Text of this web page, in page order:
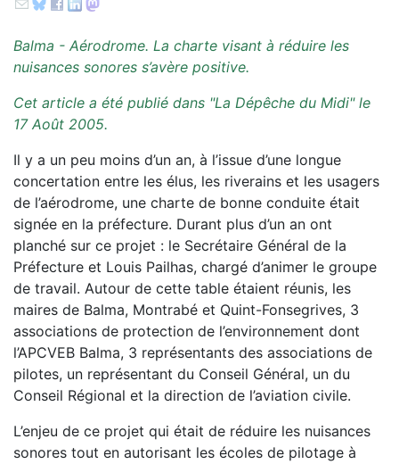
Balma - Aérodrome. La charte visant à réduire les
nuisances sonores s’avère positive.
Cet article a été publié dans "La Dépêche du Midi" le
17 Août 2005.
Il y a un peu moins d’un an, à l’issue d’une longue
concertation entre les élus, les riverains et les usagers
de l’aérodrome, une charte de bonne conduite était
signée en la préfecture. Durant plus d’un an ont
planché sur ce projet : le Secrétaire Général de la
Préfecture et Louis Pailhas, chargé d’animer le groupe
de travail. Autour de cette table étaient réunis, les
maires de Balma, Montrabé et Quint-Fonsegrives, 3
associations de protection de l’environnement dont
l’APCVEB Balma, 3 représentants des associations de
pilotes, un représentant du Conseil Général, un du
Conseil Régional et la direction de l’aviation civile.
L’enjeu de ce projet qui était de réduire les nuisances
sonores tout en autorisant les écoles de pilotage à